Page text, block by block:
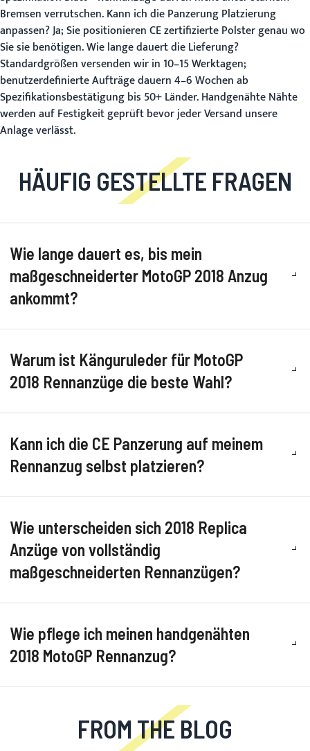
Bremsen verrutschen.Kann ich die Panzerung Platzierung
anpassen?Ja; Sie positionieren CE zertifizierte Polster genau wo
Sie sie benötigen.Wie lange dauert die Lieferung?
Standardgrößen versenden wir in 10–15 Werktagen;
benutzerdefinierte Aufträge dauern 4–6 Wochen ab
Spezifikationsbestätigung bis 50+ Länder. Handgenähte Nähte
werden auf Festigkeit geprüft bevor jeder Versand unsere
Anlage verlässt.
HÄUFIG GESTELLTE FRAGEN
Wie lange dauert es, bis mein
maßgeschneiderter MotoGP 2018 Anzug
ankommt?
Warum ist Känguruleder für MotoGP
2018 Rennanzüge die beste Wahl?
Kann ich die CE Panzerung auf meinem
Rennanzug selbst platzieren?
Wie unterscheiden sich 2018 Replica
Anzüge von vollständig
maßgeschneiderten Rennanzügen?
Wie pflege ich meinen handgenähten
2018 MotoGP Rennanzug?
FROM THE BLOG